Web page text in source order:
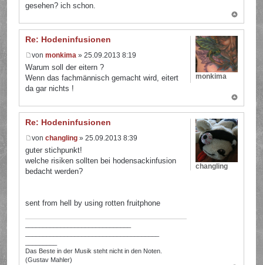
gesehen? ich schon.
Re: Hodeninfusionen
vonmonkima » 25.09.2013 8:19
Warum soll der eitern ?
Wenn das fachmännisch gemacht wird, eitert
da gar nichts !
monkima
Re: Hodeninfusionen
vonchangling » 25.09.2013 8:39
guter stichpunkt!
welche risiken sollten bei hodensackinfusion
bedacht werden?
sent from hell by using rotten fruitphone
Das Beste in der Musik steht nicht in den Noten.
(Gustav Mahler)
changling